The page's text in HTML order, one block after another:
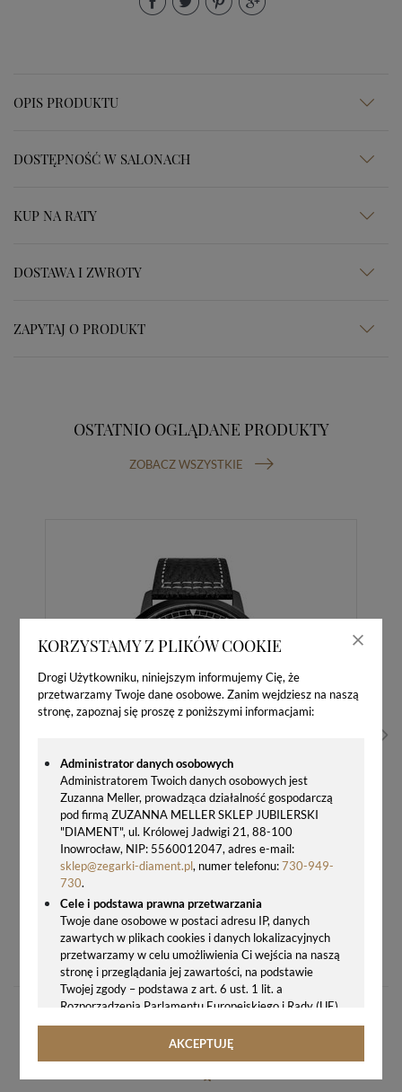
KORZYSTAMY Z PLIKÓW COOKIE
Drogi Użytkowniku, niniejszym informujemy Cię, że
przetwarzamy Twoje dane osobowe. Zanim wejdziesz na naszą
stronę, zapoznaj się proszę z poniższymi informacjami:
Administrator danych osobowych
Administratorem Twoich danych osobowych jest
Zuzanna Meller, prowadząca działalność gospodarczą
pod firmą ZUZANNA MELLER SKLEP JUBILERSKI
"DIAMENT", ul. Królowej Jadwigi 21, 88-100
Inowrocław, NIP: 5560012047, adres e-mail:
sklep@zegarki-diament.pl, numer telefonu:730-949-
730.
Cele i podstawa prawna przetwarzania
Twoje dane osobowe w postaci adresu IP, danych
zawartych w plikach cookies i danych lokalizacyjnych
przetwarzamy w celu umożliwienia Ci wejścia na naszą
stronę i przeglądania jej zawartości, na podstawie
Twojej zgody – podstawa z art. 6 ust. 1 lit. a
Rozporządzenia Parlamentu Europejskiego i Rady (UE)
2016/679 z 27.04.2016 r. w sprawie ochrony osób
fizycznych w związku z przetwarzaniem danych
AKCEPTUJĘ
OPIS PRODUKTU
DOSTĘPNOŚĆ W SALONACH
KUP NA RATY
DOSTAWA I ZWROTY
ZAPYTAJ O PRODUKT
OSTATNIO OGLĄDANE PRODUKTY
ZOBACZ WSZYSTKIE
576,00 zł